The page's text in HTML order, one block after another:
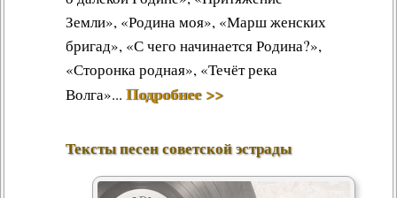
Земли», «Родина моя», «Марш женских
бригад», «С чего начинается Родина?»,
«Сторонка родная», «Течёт река
Волга»... Подробнее >>
Тексты песен советской эстрады